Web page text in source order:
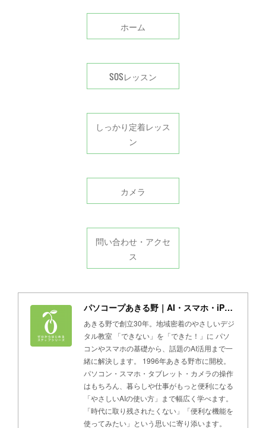
ホーム
SOSレッスン
しっかり定着レッス
ン
カメラ
問い合わせ・アクセ
ス
パソコープあきる野｜AI・スマホ・iPad・パソコン教室
あきる野で創立30年。地域密着のやさしいデジ
タル教室 「できない」を「できた！」に パソ
コンやスマホの基礎から、話題のAI活用まで一
緒に解決します。 1996年あきる野市に開校。
パソコン・スマホ・タブレット・カメラの操作
はもちろん、暮らしや仕事がもっと便利になる
「やさしいAIの使い方」まで幅広く学べます。
「時代に取り残されたくない」「便利な機能を
使ってみたい」という思いに寄り添います。